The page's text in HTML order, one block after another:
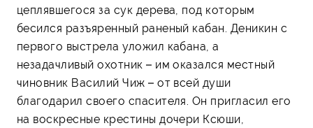
цеплявшегося за сук дерева, под которым
бесился разъяренный раненый кабан. Деникин с
первого выстрела уложил кабана, а
незадачливый охотник – им оказался местный
чиновник Василий Чиж – от всей души
благодарил своего спасителя. Он пригласил его
на воскресные крестины дочери Ксюши,